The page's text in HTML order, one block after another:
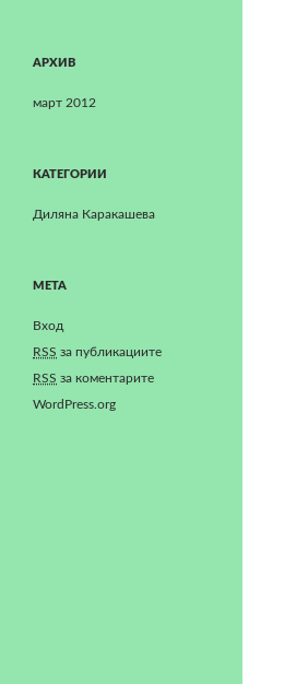
АРХИВ
март 2012
КАТЕГОРИИ
Диляна Каракашева
МЕТА
Вход
RSS за публикациите
RSS за коментарите
WordPress.org